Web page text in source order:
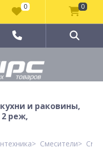
и раковины,
2 реж,
Смесители
0 0